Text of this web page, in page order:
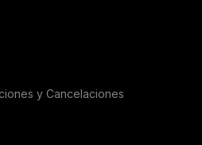
y Cancelaciones